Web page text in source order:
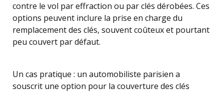
contre le vol par effraction ou par clés dérobées. Ces
options peuvent inclure la prise en charge du
remplacement des clés, souvent coûteux et pourtant
peu couvert par défaut.
Un cas pratique : un automobiliste parisien a
souscrit une option pour la couverture des clés